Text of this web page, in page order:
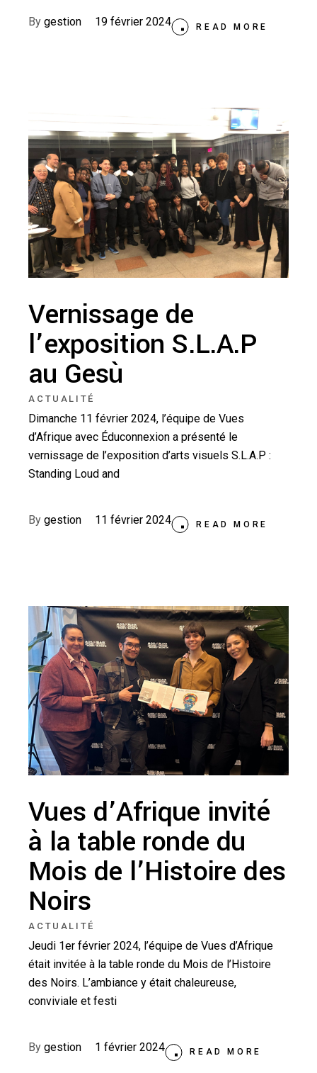
READ MORE
By gestion 19 février 2024
Vernissage de
l’exposition S.L.A.P
au Gesù
ACTUALITÉ
Dimanche 11 février 2024, l’équipe de Vues
d’Afrique avec Éduconnexion a présenté le
vernissage de l’exposition d’arts visuels S.L.A.P :
Standing Loud and
READ MORE
By gestion 11 février 2024
Vues d’Afrique invité
à la table ronde du
Mois de l’Histoire des
Noirs
ACTUALITÉ
Jeudi 1er février 2024, l’équipe de Vues d’Afrique
était invitée à la table ronde du Mois de l’Histoire
des Noirs. L’ambiance y était chaleureuse,
conviviale et festi
READ MORE
By gestion 1 février 2024